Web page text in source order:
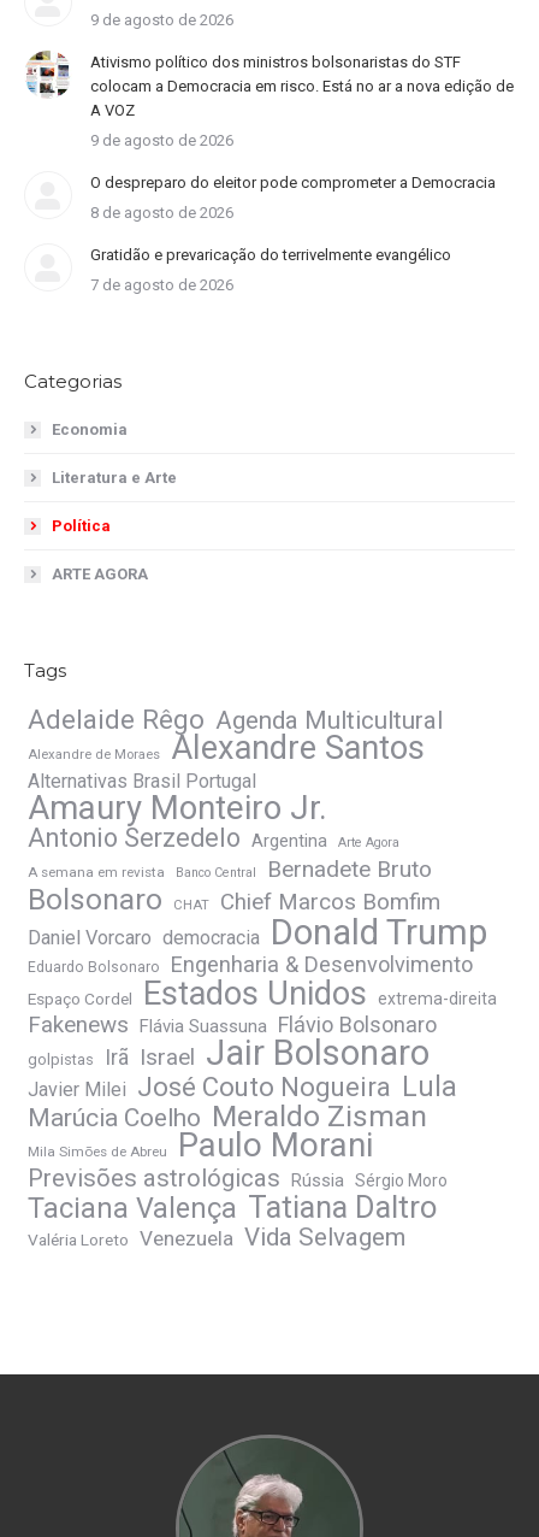
9 de agosto de 2026
Ativismo político dos ministros bolsonaristas do STF
colocam a Democracia em risco. Está no ar a nova edição de
A VOZ
9 de agosto de 2026
O despreparo do eleitor pode comprometer a Democracia
8 de agosto de 2026
Gratidão e prevaricação do terrivelmente evangélico
7 de agosto de 2026
Categorias
Economia
Literatura e Arte
Política
ARTE AGORA
Tags
Adelaide Rêgo Agenda Multicultural
Alexandre de Moraes Alexandre Santos
Alternativas Brasil Portugal
Amaury Monteiro Jr.
Antonio Serzedelo Argentina Arte Agora
A semana em revista Banco Central Bernadete Bruto
Bolsonaro CHAT Chief Marcos Bomfim
Daniel Vorcaro democracia Donald Trump
Eduardo Bolsonaro Engenharia & Desenvolvimento
Espaço Cordel Estados Unidos extrema-direita
Fakenews Flávia Suassuna Flávio Bolsonaro
golpistas Irã Israel Jair Bolsonaro
Javier Milei José Couto Nogueira Lula
Marúcia Coelho Meraldo Zisman
Mila Simões de Abreu Paulo Morani
Previsões astrológicas Rússia Sérgio Moro
Taciana Valença Tatiana Daltro
Valéria Loreto Venezuela Vida Selvagem